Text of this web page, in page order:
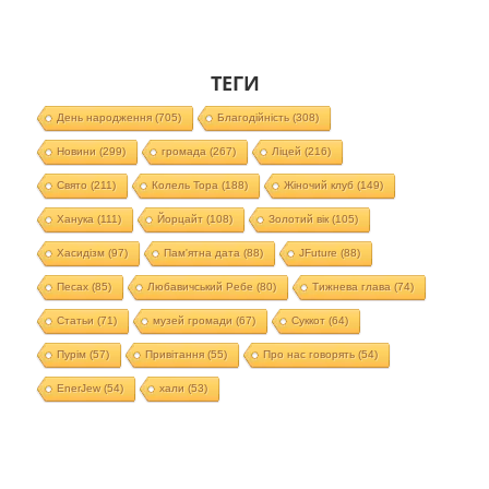
ТЕГИ
День народження(705) Благодійність (308)
Новини (299) громада (267) Ліцей (216)
Свято (211) Колель Тора (188) Жіночий клуб (149)
Ханука (111) Йорцайт (108) Золотий вік(105)
Хасидізм (97) Пам'ятна дата (88) JFuture (88)
Песах(85) Любавичський Ребе (80) Тижнева глава (74)
Статьи (71) музей громади (67) Суккот (64)
Пурім (57) Привітання(55) Про нас говорять (54)
EnerJew(54) хали (53)